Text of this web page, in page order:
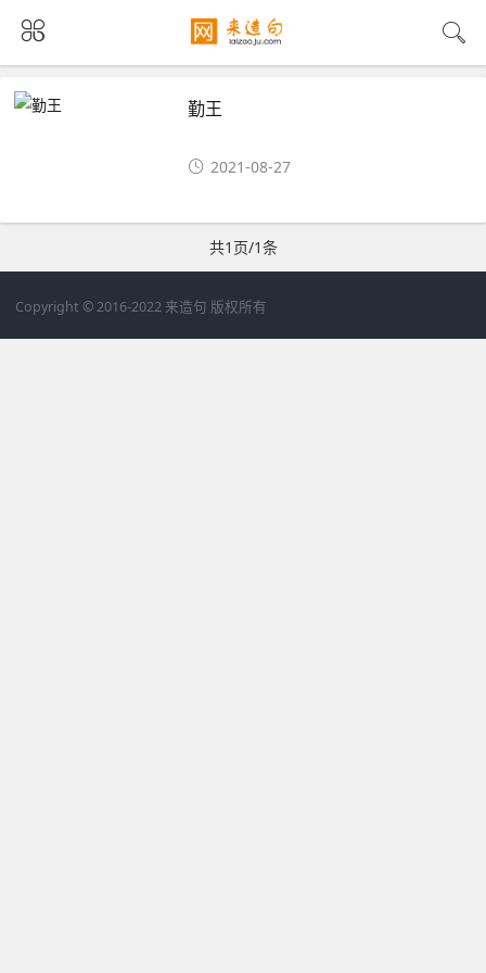
勤王
2021-08-27
共1页/1条
Copyright © 2016-2022 来造句 版权所有